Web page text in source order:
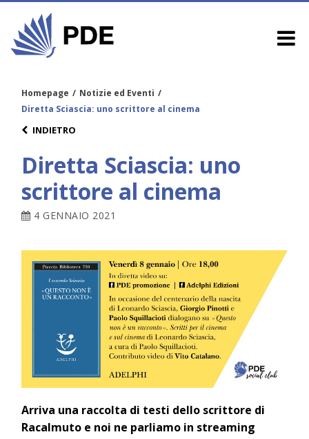
Homepage / Notizie ed Eventi /
Diretta Sciascia: uno scrittore al cinema
INDIETRO
Diretta Sciascia: uno
scrittore al cinema
4 GENNAIO 2021
Arriva una raccolta di testi dello scrittore di
Racalmuto e noi ne parliamo in streaming